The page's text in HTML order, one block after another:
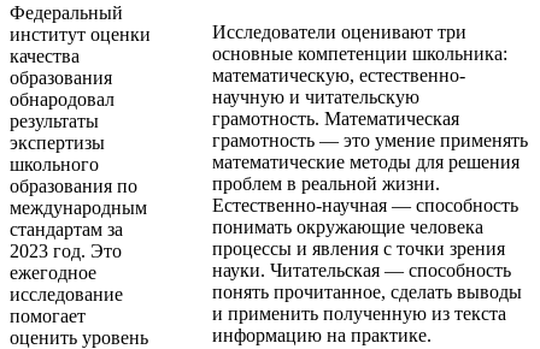
Федеральный
институт оценки
качества
образования
обнародовал
результаты
экспертизы
школьного
образования по
международным
стандартам за
2023 год. Это
ежегодное
исследование
помогает
оценить уровень
Исследователи оценивают три
основные компетенции школьника:
математическую, естественно-
научную и читательскую
грамотность. Математическая
грамотность — это умение применять
математические методы для решения
проблем в реальной жизни.
Естественно-научная — способность
понимать окружающие человека
процессы и явления с точки зрения
науки. Читательская — способность
понять прочитанное, сделать выводы
и применить полученную из текста
информацию на практике.